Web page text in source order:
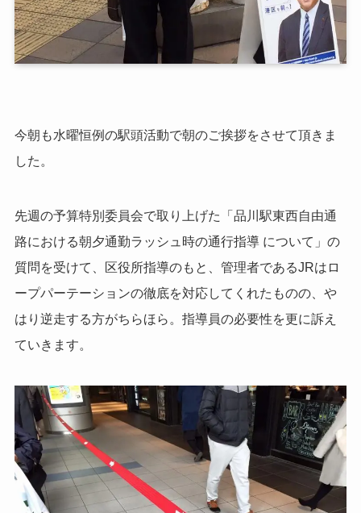
今朝も水曜恒例の駅頭活動で朝のご挨拶をさせて頂きま
した。
先週の予算特別委員会で取り上げた「品川駅東西自由通
路における朝夕通勤ラッシュ時の通行指導 について」の
質問を受けて、区役所指導のもと、管理者であるJRはロ
ープパーテーションの徹底を対応してくれたものの、や
はり逆走する方がちらほら。指導員の必要性を更に訴え
ていきます。